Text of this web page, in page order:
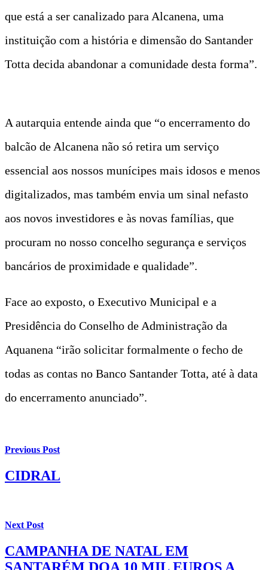
que está a ser canalizado para Alcanena, uma
instituição com a história e dimensão do Santander
Totta decida abandonar a comunidade desta forma”.
A autarquia entende ainda que “o encerramento do
balcão de Alcanena não só retira um serviço
essencial aos nossos munícipes mais idosos e menos
digitalizados, mas também envia um sinal nefasto
aos novos investidores e às novas famílias, que
procuram no nosso concelho segurança e serviços
bancários de proximidade e qualidade”.
Face ao exposto, o Executivo Municipal e a
Presidência do Conselho de Administração da
Aquanena “irão solicitar formalmente o fecho de
todas as contas no Banco Santander Totta, até à data
do encerramento anunciado”.
Previous Post
CIDRAL
Next Post
CAMPANHA DE NATAL EM